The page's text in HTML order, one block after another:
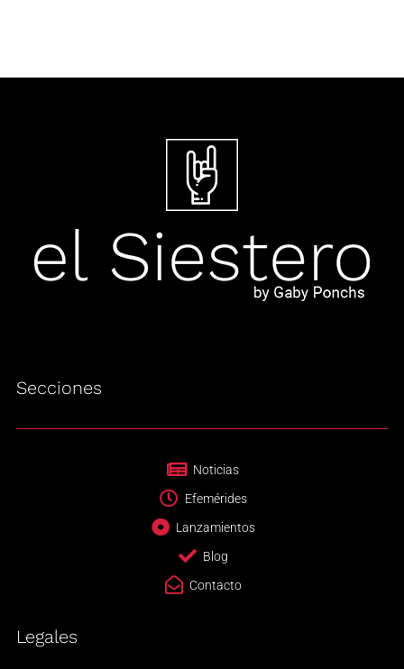
Secciones
Noticias
Efemérides
Lanzamientos
Blog
Contacto
Legales